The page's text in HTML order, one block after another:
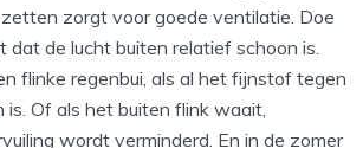
zorgt voor goede ventilatie. Doe
dat de lucht buiten relatief schoon is.
flinke regenbui, als al het fijnstof tegen
is. Of als het buiten flink waait,
wordt verminderd. En in de zomer